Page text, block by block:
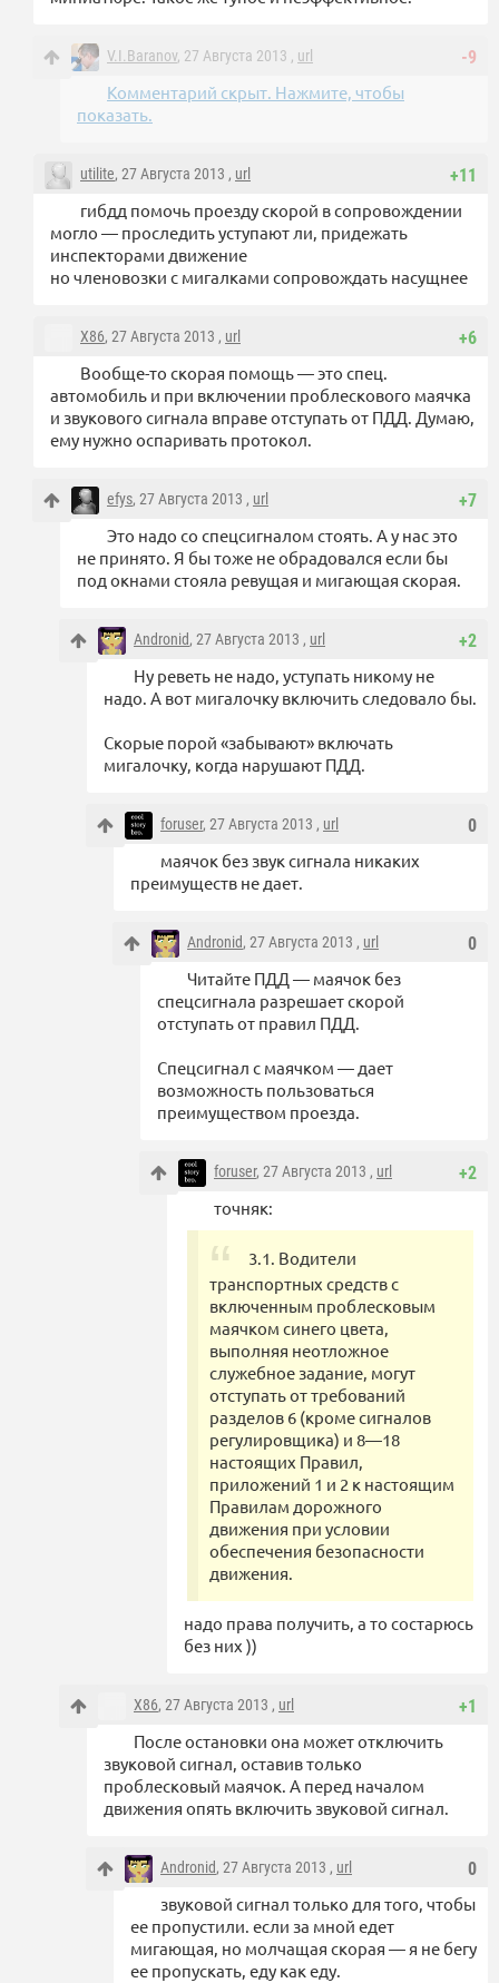
-9
V.I.Baranov, 27 Августа 2013 , url
Комментарий скрыт. Нажмите, чтобы
показать.
+11
utilite, 27 Августа 2013 , url
гибдд помочь проезду скорой в сопровождении
могло — проследить уступают ли, придежать
инспекторами движение
но членовозки с мигалками сопровождать насущнее
+6
X86, 27 Августа 2013 , url
Вообще-то скорая помощь — это спец.
автомобиль и при включении проблескового маячка
и звукового сигнала вправе отступать от ПДД. Думаю,
ему нужно оспаривать протокол.
+7
efys, 27 Августа 2013 , url
Это надо со спецсигналом стоять. А у нас это
не принято. Я бы тоже не обрадовался если бы
под окнами стояла ревущая и мигающая скорая.
+2
Andronid, 27 Августа 2013 , url
Ну реветь не надо, уступать никому не
надо. А вот мигалочку включить следовало бы.
Скорые порой «забывают» включать
мигалочку, когда нарушают ПДД.
0
foruser, 27 Августа 2013 , url
маячок без звук сигнала никаких
преимуществ не дает.
0
Andronid, 27 Августа 2013 , url
Читайте ПДД — маячок без
спецсигнала разрешает скорой
отступать от правил ПДД.
Спецсигнал с маячком — дает
возможность пользоваться
преимуществом проезда.
+2
foruser, 27 Августа 2013 , url
точняк:
3.1. Водители
транспортных средств с
включенным проблесковым
маячком синего цвета,
выполняя неотложное
служебное задание, могут
отступать от требований
разделов 6 (кроме сигналов
регулировщика) и 8—18
настоящих Правил,
приложений 1 и 2 к настоящим
Правилам дорожного
движения при условии
обеспечения безопасности
движения.
надо права получить, а то состарюсь
без них ))
+1
X86, 27 Августа 2013 , url
После остановки она может отключить
звуковой сигнал, оставив только
проблесковый маячок. А перед началом
движения опять включить звуковой сигнал.
0
Andronid, 27 Августа 2013 , url
звуковой сигнал только для того, чтобы
ее пропустили. если за мной едет
мигающая, но молчащая скорая — я не бегу
ее пропускать, еду как еду.